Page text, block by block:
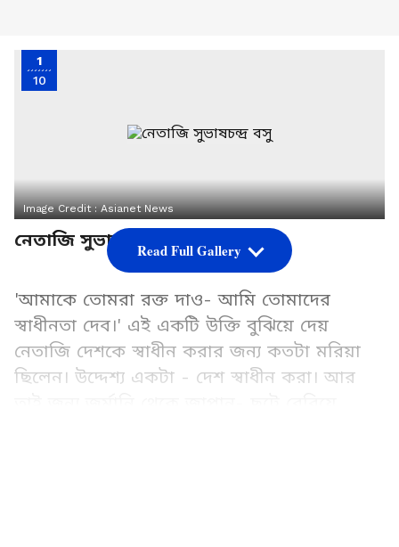
1
10
Image Credit :Asianet News
নেতাজি সুভাষচন্দ্র বসু
'আমাকে তোমরা রক্ত দাও- আমি তোমাদের
স্বাধীনতা দেব।' এই একটি উক্তি বুঝিয়ে দেয়
নেতাজি দেশকে স্বাধীন করার জন্য কতটা মরিয়া
ছিলেন। উদ্দেশ্য একটা - দেশ স্বাধীন করা। আর
Read Full Gallery